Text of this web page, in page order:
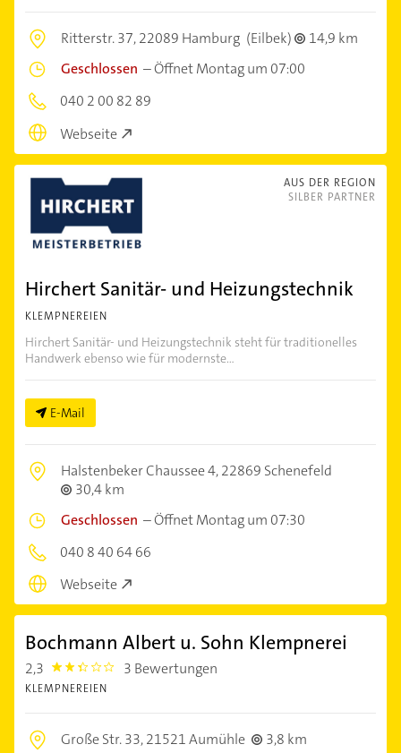
Ritterstr. 37,22089 Hamburg (Eilbek)
14,9 km
Geschlossen –Öffnet Montag um 07:00
040 2 00 82 89
Webseite
AUS DER REGION
SILBER PARTNER
Hirchert Sanitär- und Heizungstechnik
KLEMPNEREIEN
Hirchert Sanitär- und Heizungstechnik steht für traditionelles
Handwerk ebenso wie für modernste...
E-Mail
Halstenbeker Chaussee 4,22869 Schenefeld
30,4 km
Geschlossen –Öffnet Montag um 07:30
040 8 40 64 66
Webseite
Bochmann Albert u. Sohn Klempnerei
2,3 2.3 3 Bewertungen
KLEMPNEREIEN
Große Str. 33,21521 Aumühle
3,8 km